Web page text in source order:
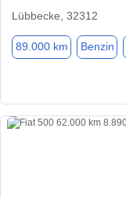
Lübbecke, 32312
89.000 km Benzin